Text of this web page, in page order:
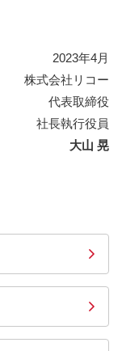
2023年4月
株式会社リコー
代表取締役
社長執行役員
大山 晃